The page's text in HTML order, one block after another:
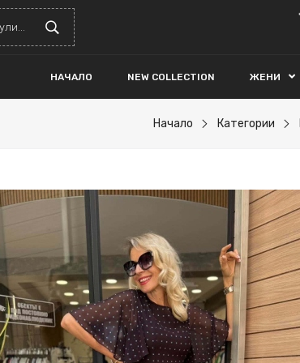
НАЧАЛО NEW COLLECTION ЖЕНИ
Начало Категории